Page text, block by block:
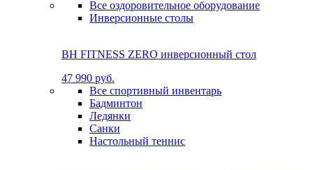
Все оздоровительное оборудование
Инверсионные столы
BH FITNESS ZERO инверсионный стол
47 990 руб.
Все спортивный инвентарь
Бадминтон
Ледянки
Санки
Настольный теннис